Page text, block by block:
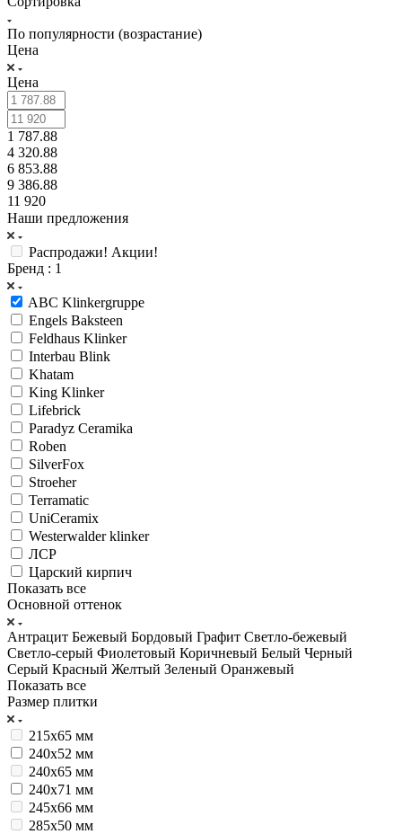
По популярности (возрастание)
Цена
Цена
1 787.88
4 320.88
6 853.88
9 386.88
11 920
Наши предложения
Распродажи! Акции!
Бренд : 1
ABC Klinkergruppe
Engels Baksteen
Feldhaus Klinker
Interbau Blink
Khatam
King Klinker
Lifebrick
Paradyz Ceramika
Roben
SilverFox
Stroeher
Terramatic
UniCeramix
Westerwalder klinker
ЛСР
Царский кирпич
Показать все
Основной оттенок
Антрацит Бежевый Бордовый Графит Светло-бежевый
Светло-серый Фиолетовый Коричневый Белый Черный
Серый Красный Желтый Зеленый Оранжевый
Показать все
Размер плитки
215х65 мм
240x52 мм
240x65 мм
240x71 мм
245х66 мм
285х50 мм